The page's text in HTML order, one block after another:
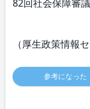
82回社会保障審
（厚生政策情報
参考になった